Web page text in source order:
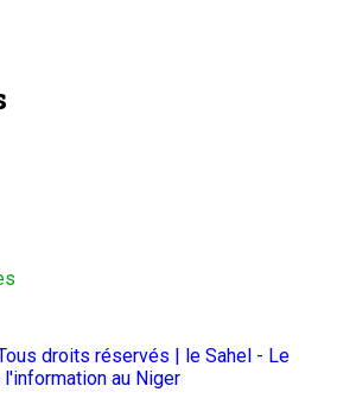
droits réservés | le Sahel - Le
au Niger